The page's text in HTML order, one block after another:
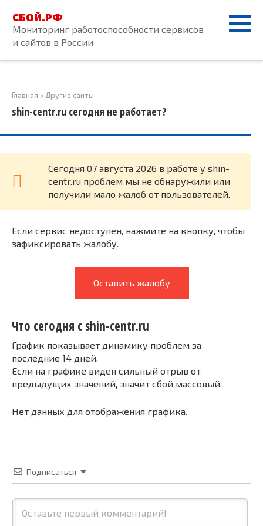
контенту
СБОЙ.РФ
Мониторинг работоспособности сервисов
и сайтов в России
Главная » Другие сайты
shin-centr.ru сегодня не работает?
Cегодня 07 августа 2026 в работе у shin-
centr.ru проблем мы не обнаружили или
получили мало жалоб от пользователей.
Если сервис недоступен, нажмите на кнопку, чтобы
зафиксировать жалобу.
Оставить жалобу
Что сегодня с shin-centr.ru
График показывает динамику проблем за
последние 14 дней.
Если на графике виден сильный отрыв от
предыдущих значений, значит сбой массовый.
Нет данных для отображения графика.
Подписаться